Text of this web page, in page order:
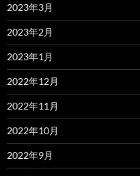
2023年3月
2023年2月
2023年1月
2022年12月
2022年11月
2022年10月
2022年9月